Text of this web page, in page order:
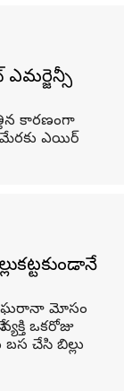
కారణంగా
మేరకు ఎయిర్
ఘరానా మోసం
ఒకరోజు
చేసి బిల్లు